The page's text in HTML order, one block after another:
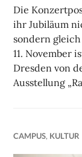
Die
ihr Jubiläum
sondern
11. November
Dresden von
Ausstellung
CAMPUS, KULTUR